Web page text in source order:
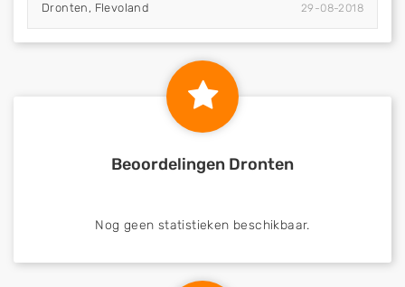
Dronten, Flevoland 29-08-2018
Beoordelingen Dronten
Nog geen statistieken beschikbaar.